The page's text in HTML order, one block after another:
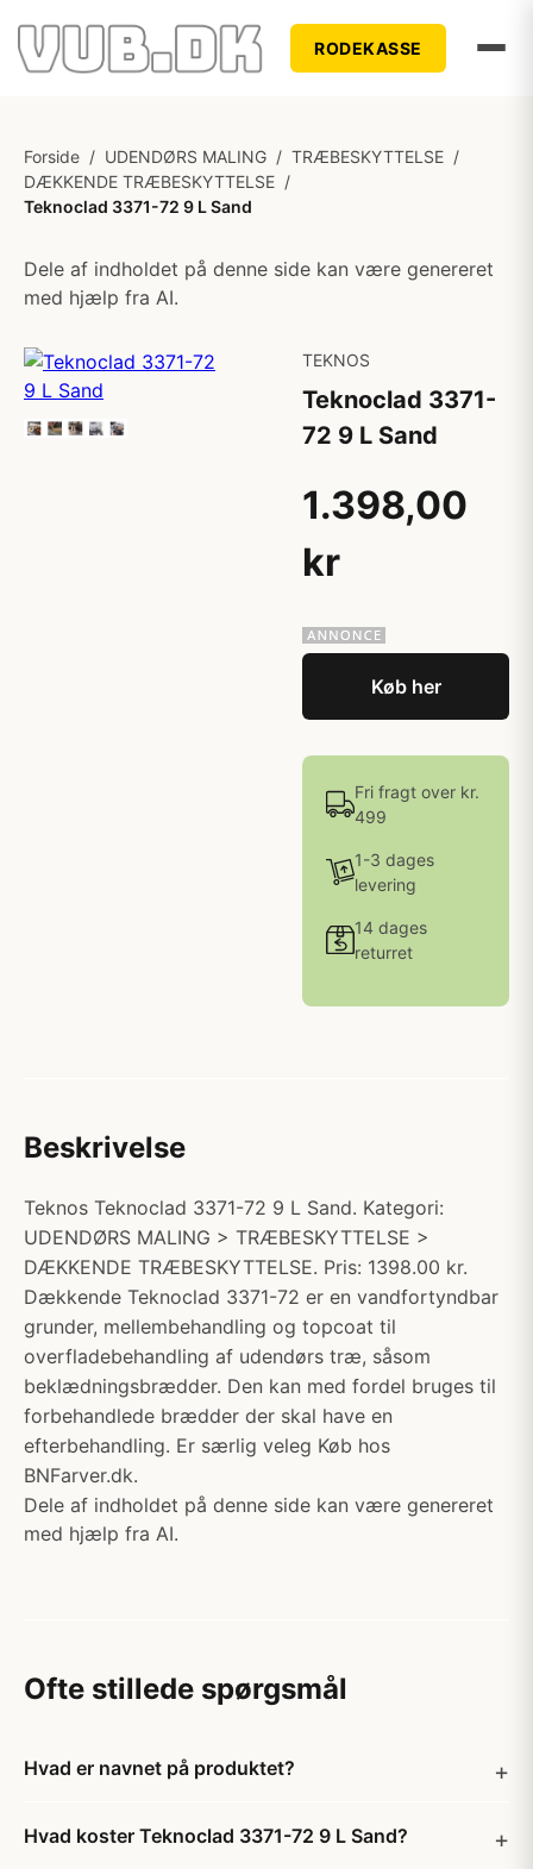
RODEKASSE
Forside / UDENDØRS MALING / TRÆBESKYTTELSE /
DÆKKENDE TRÆBESKYTTELSE /
Teknoclad 3371-72 9 L Sand
Dele af indholdet på denne side kan være genereret
med hjælp fra AI.
TEKNOS
Teknoclad 3371-
72 9 L Sand
1.398,00
kr
Køb her
Fri fragt over kr.
499
1-3 dages
levering
14 dages
returret
Beskrivelse
Teknos Teknoclad 3371-72 9 L Sand. Kategori:
UDENDØRS MALING > TRÆBESKYTTELSE >
DÆKKENDE TRÆBESKYTTELSE. Pris: 1398.00 kr.
Dækkende Teknoclad 3371-72 er en vandfortyndbar
grunder, mellembehandling og topcoat til
overfladebehandling af udendørs træ, såsom
beklædningsbrædder. Den kan med fordel bruges til
forbehandlede brædder der skal have en
efterbehandling. Er særlig veleg Køb hos
BNFarver.dk.
Dele af indholdet på denne side kan være genereret
med hjælp fra AI.
Ofte stillede spørgsmål
Hvad er navnet på produktet?
Hvad koster Teknoclad 3371-72 9 L Sand?